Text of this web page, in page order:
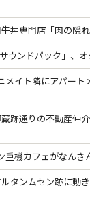
丼専門店「肉の隠
ウンドパック」、
メイト隣にアパート
跡通りの不動産仲
重機カフェがなんさ
ルタンムセン跡に動